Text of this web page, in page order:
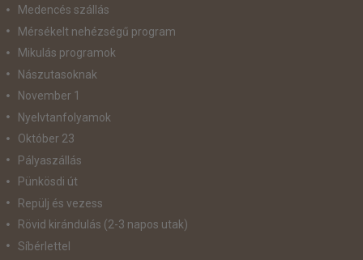
Medencés szállás
Mérsékelt nehézségű program
Mikulás programok
Nászutasoknak
November 1
Nyelvtanfolyamok
Október 23
Pályaszállás
Pünkösdi út
Repülj és vezess
Rövid kirándulás (2-3 napos utak)
Síbérlettel